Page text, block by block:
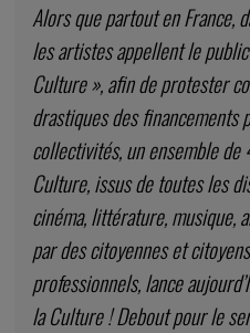
Alors que partout en France,
les artistes appellent le
Culture », afin de protester
drastiques des financements
collectivités, un ensemble
Culture, issus de toutes les
cinéma, littérature, musique,
par des citoyennes et
professionnels, lance
la Culture ! Debout pour le